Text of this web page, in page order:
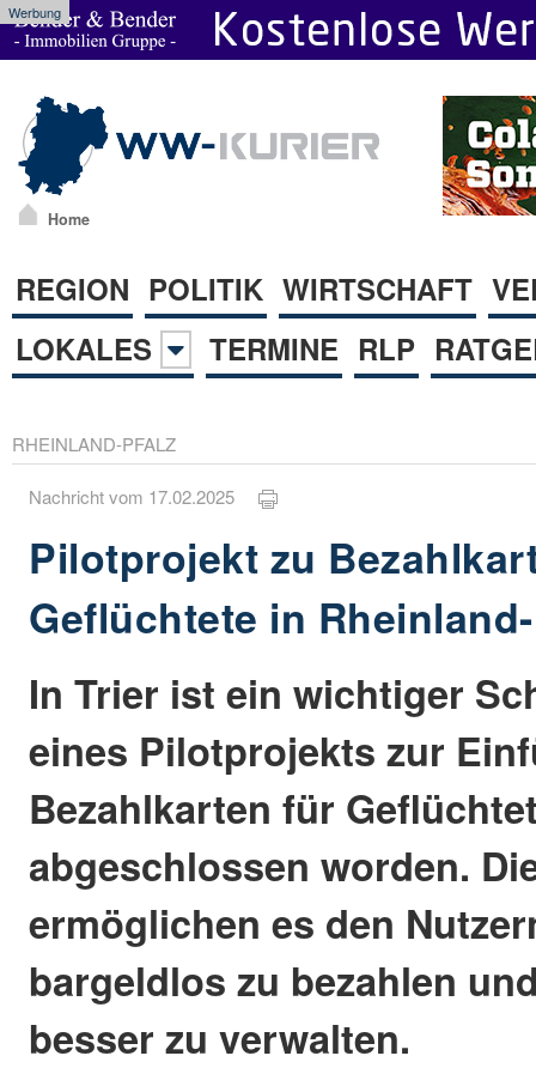
Werbung
Home
REGION POLITIK WIRTSCHAFT
LOKALES
TERMINE RLP
RHEINLAND-PFALZ
Nachricht vom 17.02.2025
Pilotprojekt zu
Geflüchtete in
In Trier ist ein wichtiger
eines Pilotprojekts zur
Bezahlkarten für
abgeschlossen worden.
ermöglichen es den
bargeldlos zu bezahlen
besser zu verwalten.